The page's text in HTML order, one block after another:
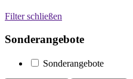
Filter schließen
Sonderangebote
Sonderangebote